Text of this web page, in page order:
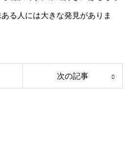
る人には大きな発見がありま
次の記事